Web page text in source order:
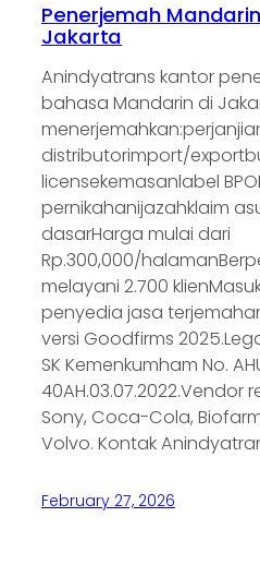
Penerjemah
Jakarta
Anindyatrans kantor
bahasa Mandarin di
distributorimport/
licensekemasanlabel
pernikahanijazahklaim
dasarHarga mulai dari
Rp.300,000/
melayani 2.700
penyedia jasa
versi Goodfirms
SK Kemenkumham No.
40AH.03.07.2022.Vendor
Sony, Coca-Cola,
Volvo. Kontak
February 27, 2026